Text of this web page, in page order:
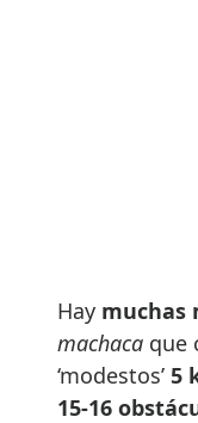
Hay muchas
machaca que
‘modestos’ 5
15-16